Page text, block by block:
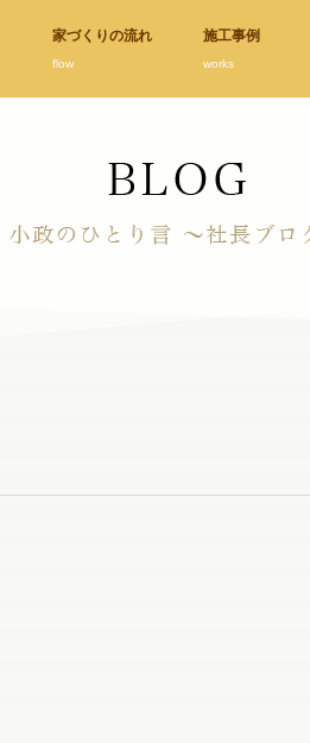
家づくりの流れ
flow
施工事例
works